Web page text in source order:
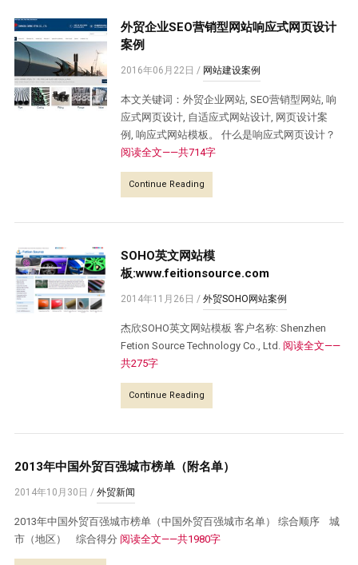
外贸企业SEO营销型网站响应式网页设计
案例
2016年06月22日 / 网站建设案例
本文关键词：外贸企业网站, SEO营销型网站, 响
应式网页设计, 自适应式网站设计, 网页设计案
例, 响应式网站模板。 什么是响应式网页设计？
阅读全文——共714字
Continue Reading
SOHO英文网站模
板:www.feitionsource.com
2014年11月26日 /外贸SOHO网站案例
杰欣SOHO英文网站模板 客户名称: Shenzhen
Fetion Source Technology Co., Ltd. 阅读全文——
共275字
Continue Reading
2013年中国外贸百强城市榜单（附名单）
2014年10月30日 / 外贸新闻
2013年中国外贸百强城市榜单（中国外贸百强城市名单） 综合顺序 城
市（地区） 综合得分 阅读全文——共1980字